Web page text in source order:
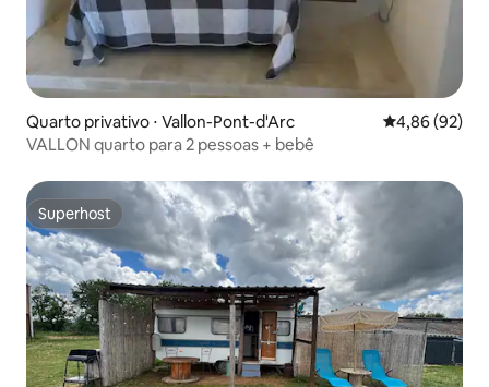
Quarto privativo ⋅ Vallon-Pont-d'Arc 4,86 de uma
4,86 (92)
VALLON quarto para 2 pessoas + bebê
Superhost
Superhost